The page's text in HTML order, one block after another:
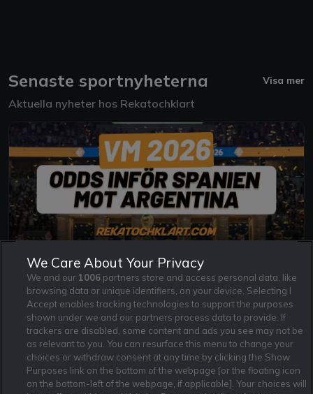
Senaste sportnyheterna Visa mer
Aktuella nyheter hos Rekatochklart
19 Jul - 08:54
Odds inför Spanien mot Argentina i VM
18 Jul - 22:30
Boostade odds till finalen Spanien -
Argentina i Fotbolls-VM!
17 Jul - 16:33
We Care About Your Privacy
We and our 1006 partners store and access personal data, like
browsing data or unique identifiers, on your device. Selecting I
Accept enables tracking technologies to support the purposes
shown under we and our partners process data to provide. If
trackers are disabled, some content and ads you see may not be
as relevant to you. You can resurface this menu to change your
choices or withdraw consent at any time by clicking the Show
Purposes link on the bottom of the webpage [or the floating icon
on the bottom-left of the webpage, if applicable]. Your choices will